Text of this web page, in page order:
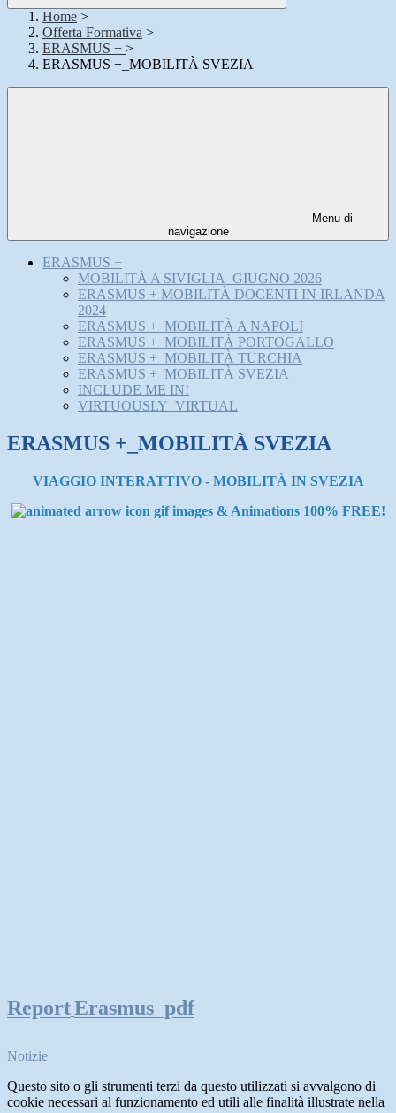
Home >
Offerta Formativa >
ERASMUS + >
ERASMUS +_MOBILITÀ SVEZIA
Menu di
navigazione
ERASMUS +
MOBILITÀ A SIVIGLIA_GIUGNO 2026
ERASMUS + MOBILITÀ DOCENTI IN IRLANDA
2024
ERASMUS +_MOBILITÀ A NAPOLI
ERASMUS +_MOBILITÀ PORTOGALLO
ERASMUS +_MOBILITÀ TURCHIA
ERASMUS +_MOBILITÀ SVEZIA
INCLUDE ME IN!
VIRTUOUSLY_VIRTUAL
ERASMUS +_MOBILITÀ SVEZIA
VIAGGIO INTERATTIVO - MOBILITÀ IN SVEZIA
ReportErasmus_pdf
Notizie
Questo sito o gli strumenti terzi da questo utilizzati si avvalgono di
cookie necessari al funzionamento ed utili alle finalità illustrate nella